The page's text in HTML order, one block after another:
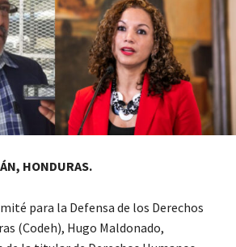
HONDURAS.
para la Defensa de los Derechos
(Codeh), Hugo Maldonado,